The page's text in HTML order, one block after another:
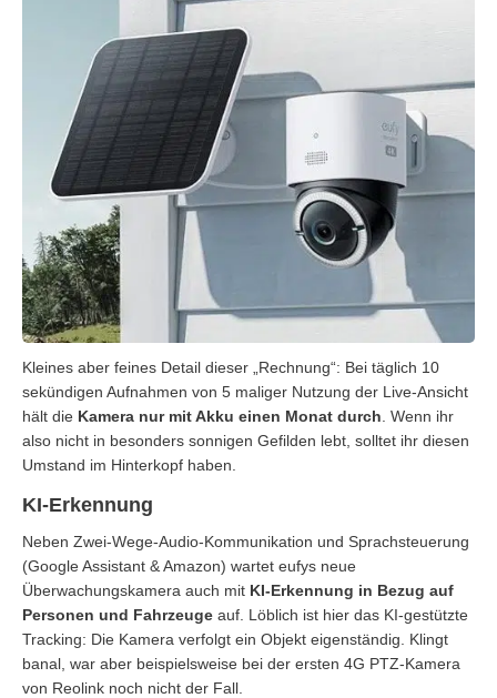
Kleines aber feines Detail dieser „Rechnung“: Bei täglich 10
sekündigen Aufnahmen von 5 maliger Nutzung der Live-Ansicht
hält die Kamera nur mit Akku einen Monat durch . Wenn ihr
also nicht in besonders sonnigen Gefilden lebt, solltet ihr diesen
Umstand im Hinterkopf haben.
KI-Erkennung
Neben Zwei-Wege-Audio-Kommunikation und Sprachsteuerung
(Google Assistant & Amazon) wartet eufys neue
Überwachungskamera auch mit KI-Erkennung in Bezug auf
Personen und Fahrzeuge auf. Löblich ist hier das KI-gestützte
Tracking: Die Kamera verfolgt ein Objekt eigenständig. Klingt
banal, war aber beispielsweise bei der ersten 4G PTZ-Kamera
von Reolink noch nicht der Fall.